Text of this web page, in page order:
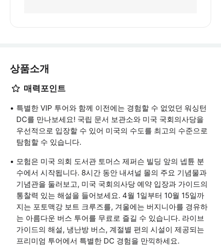
상품소개
매력포인트
특별한 VIP 투어와 함께 이전에는 경험할 수 없었던 워싱턴
DC를 만나보세요! 국립 문서 보관소와 미국 국회의사당을
우선적으로 입장할 수 있어 미국의 수도를 최고의 수준으로
탐험할 수 있습니다.
모험은 미국 의회 도서관 토머스 제퍼슨 빌딩 앞의 넵튠 분
수에서 시작됩니다. 8시간 동안 내셔널 몰의 주요 기념물과
기념관을 둘러보고, 미국 국회의사당 예약 입장과 가이드의
통찰력 있는 해설을 들어보세요. 4월 1일부터 10월 15일까
지는 포토맥강 보트 크루즈를, 겨울에는 버지니아를 경유하
는 아름다운 버스 투어를 무료로 즐길 수 있습니다. 라이브
가이드의 해설, 냉난방 버스, 계절별 편의 시설이 제공되는
프리미엄 투어에서 특별한 DC 경험을 만끽하세요.